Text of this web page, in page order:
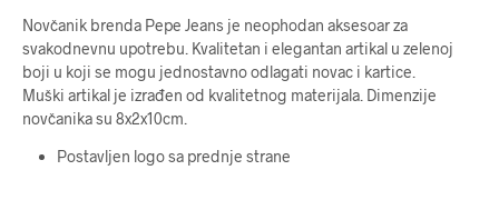
Novčanik brenda Pepe Jeans je neophodan aksesoar za
svakodnevnu upotrebu. Kvalitetan i elegantan artikal u zelenoj
boji u koji se mogu jednostavno odlagati novac i kartice.
Muški artikal je izrađen od kvalitetnog materijala. Dimenzije
novčanika su 8x2x10cm.
Postavljen logo sa prednje strane